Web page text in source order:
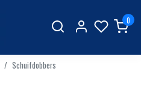
0
Schuifdobbers